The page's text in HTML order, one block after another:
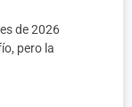
de 2026
pero la